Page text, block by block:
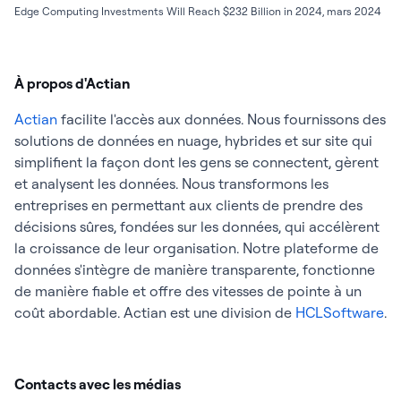
Edge Computing Investments Will Reach $232 Billion in 2024, mars 2024
À propos d'Actian
Actian facilite l'accès aux données. Nous fournissons des
solutions de données en nuage, hybrides et sur site qui
simplifient la façon dont les gens se connectent, gèrent
et analysent les données. Nous transformons les
entreprises en permettant aux clients de prendre des
décisions sûres, fondées sur les données, qui accélèrent
la croissance de leur organisation. Notre plateforme de
données s'intègre de manière transparente, fonctionne
de manière fiable et offre des vitesses de pointe à un
coût abordable. Actian est une division de HCLSoftware.
Contacts avec les médias